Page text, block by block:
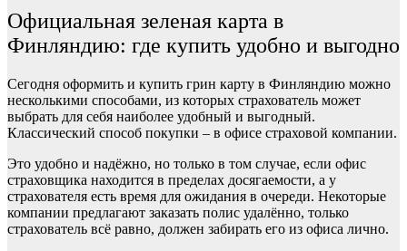
Официальная зеленая карта в
Финляндию: где купить удобно и выгодно
Сегодня оформить и купить грин карту в Финляндию можно
несколькими способами, из которых страхователь может
выбрать для себя наиболее удобный и выгодный.
Классический способ покупки – в офисе страховой компании.
Это удобно и надёжно, но только в том случае, если офис
страховщика находится в пределах досягаемости, а у
страхователя есть время для ожидания в очереди. Некоторые
компании предлагают заказать полис удалённо, только
страхователь всё равно, должен забирать его из офиса лично.